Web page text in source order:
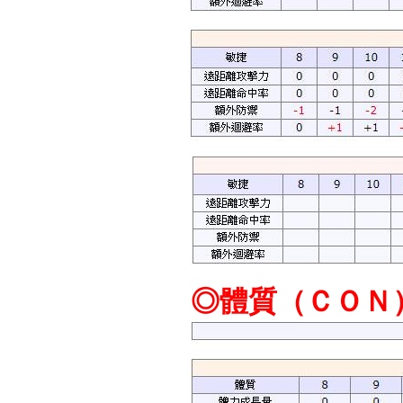
◎體質（ＣＯＮ